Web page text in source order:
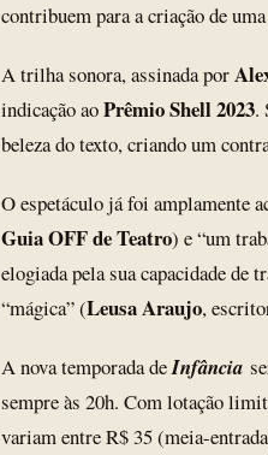
contribuem para a criação de
A trilha sonora, assinada por
indicação aoPrêmio Shell 2023.
beleza do texto, criando um
O espetáculo já foi amplamente
Guia OFF de Teatro) e “um
elogiada pela sua capacidade de
“mágica” (Leusa Araujo,
A nova temporada deInfância
sempre às 20h. Com lotação
variam entre R$ 35 (meia-